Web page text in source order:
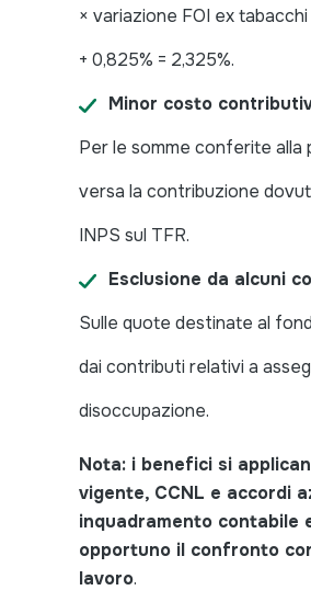
× variazione FOI ex tabacchi
+ 0,825% = 2,325%.
Minor costo
Per le somme conferite alla
versa la contribuzione
INPS sul TFR.
Esclusione da alcuni
Sulle quote destinate al
dai contributi relativi a
disoccupazione.
Nota: i benefici si
vigente, CCNL e accordi
inquadramento contabile
opportuno il confronto
lavoro.